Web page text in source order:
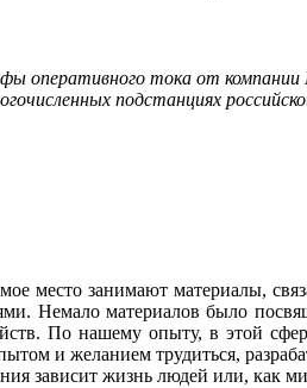
оперативного тока от компании
подстанциях
место занимают материалы,
Немало материалов было
По нашему опыту, в этой
и желанием трудиться,
зависит жизнь людей или, как